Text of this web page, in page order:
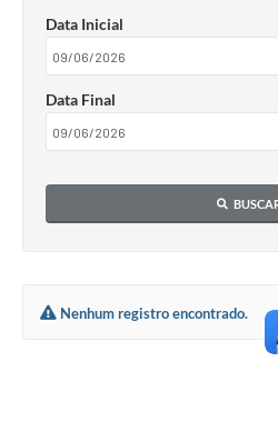
Data Inicial
Data Final
Nenhum registro encontrado.